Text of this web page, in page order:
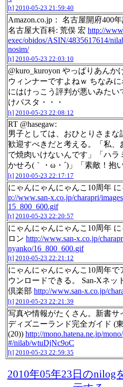
[t] 2010-05-23 21:59:40
Amazon.co.jp： 名古屋開府400
名古屋大百科: 荒俣 宏 http://
exec/obidos/ASIN/4835617614/
nosim/
[t] 2010-05-23 22:03:10
@kuro_kuroyon やっぱりあんか
ウィンナーですよねｗ ちなみ
にはけっこう評判が悪いみたい
けパスタ・・・
[t] 2010-05-23 22:08:12
RT @hasegaw:
男子としては、おひとりさまな
歓迎すべきだと考える。「私、
で焼肉いけないんです」「ハラ
かせろ(｀・ω・´)」「素敵！抱い
[t] 2010-05-23 22:17:17
にゃんにゃんにゃんこ10周年
p://www.san-x.co.jp/charapri/
15_800_600.gif
[t] 2010-05-23 22:20:57
にゃんにゃんにゃんこ10周年
ロン http://www.san-x.co.jp/
nyanko/16_800_600.gif
[t] 2010-05-23 22:21:12
にゃんにゃんにゃんこ10周年で
ウンロードできる。 San-Xネッ
倶楽部 http://www.san-x.co.jp/
[t] 2010-05-23 22:21:39
写真や情報がたくさん。新書サ
ディズニーランド完全ガイド (
(20)) http://mono.hatena.ne.jp/
#/nilab/wtuDjNc9oC
[t] 2010-05-23 22:59:35
2010年05年23日のnilog